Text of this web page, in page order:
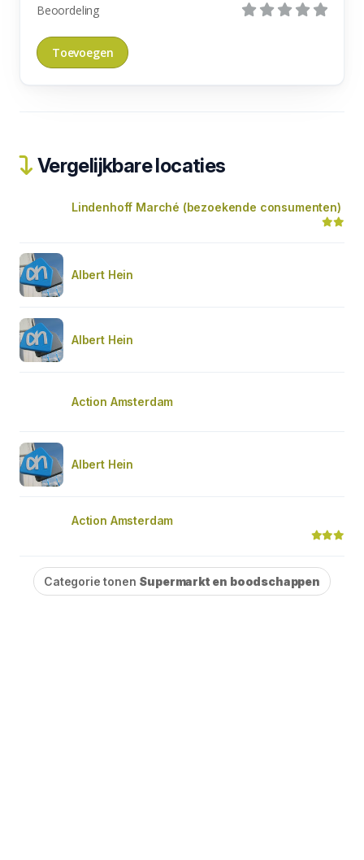
Beoordeling
Vergelijkbare locaties
Lindenhoff Marché (bezoekende consumenten)
Albert Hein
Albert Hein
Action Amsterdam
Albert Hein
Action Amsterdam
Categorie tonen Supermarkt en boodschappen